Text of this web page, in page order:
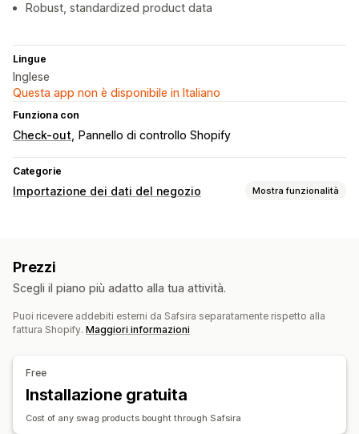
Robust, standardized product data
Lingue
Inglese
Questa app non è disponibile in Italiano
Funziona con
Check-out Pannello di controllo Shopify
Categorie
Importazione dei dati del negozio Mostra funzionalità
Sincronizzazione dei prezzi
Ordini Prodotti
Prezzi
Scegli il piano più adatto alla tua attività.
Puoi ricevere addebiti esterni da Safsira separatamente rispetto alla
fattura Shopify. Maggiori informazioni
Free
Installazione gratuita
Cost of any swag products bought through Safsira